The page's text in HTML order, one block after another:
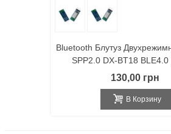
Bluetooth Блутуз
SPP2.0 DX-BT18
130,00 грн
В Корзину